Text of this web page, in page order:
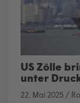
US Zölle
unter
22. Mai 2025 /